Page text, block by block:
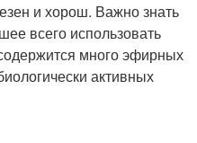
и хорош. Важно знать
всего использовать
много эфирных
активных